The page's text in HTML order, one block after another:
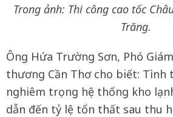
Trong ảnh: Thi công cao tốc
Trăng.
Ông Hứa Trường Sơn, Phó
thương Cần Thơ cho biết:
nghiêm trọng hệ thống kho
dẫn đến tỷ lệ tổn thất sau thu